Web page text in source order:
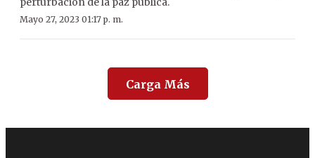
Mayo 27, 2023 01:17 p. m.
Carga Más